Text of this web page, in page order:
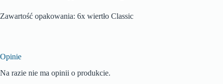
Zawartość opakowania: 6x wiertło Classic
Opinie
Na razie nie ma opinii o produkcie.